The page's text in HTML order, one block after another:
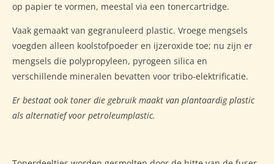
op papier te vormen, meestal via een tonercartridge.
Vaak gemaakt van gegranuleerd plastic. Vroege mengsels
voegden alleen koolstofpoeder en ijzeroxide toe; nu zijn er
mengsels die polypropyleen, pyrogeen silica en
verschillende mineralen bevatten voor tribo-elektrificatie.
Er bestaat ook toner die gebruik maakt van plantaardig plastic
als alternatief voor petroleumplastic.